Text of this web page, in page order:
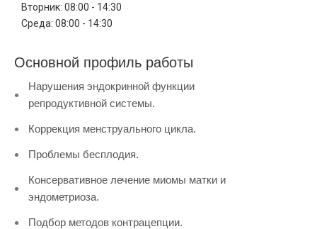
Вторник: 08:00 - 14:30
Среда: 08:00 - 14:30
Основной профиль работы
Нарушения эндокринной функции
репродуктивной системы.
Коррекция менструального цикла.
Проблемы бесплодия.
Консервативное лечение миомы матки и
эндометриоза.
Подбор методов контрацепции.